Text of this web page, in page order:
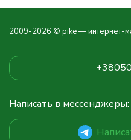
2009-2026 © pike — интернет-
Написать в мессенджеры: